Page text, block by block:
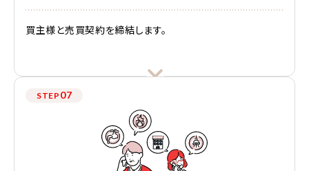
買主様と売買契約を締結します。
STEP 07